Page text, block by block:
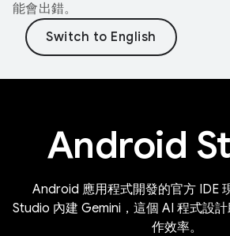
能會出錯。
Android
Android 應用程式開發的官方 IDE
Studio 內建 Gemini，這個 AI 程式設
作效率。